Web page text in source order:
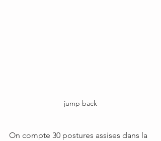
jump back
On compte 30 postures assises dans la